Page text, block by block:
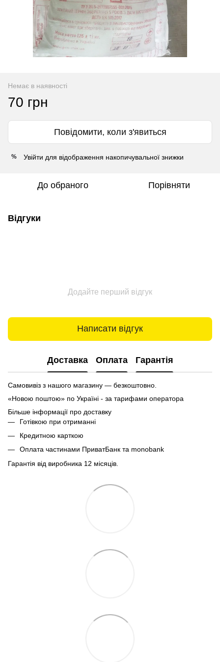
Немає в наявності
70 грн
Повідомити, коли з'явиться
% Увійти для відображення накопичувальної знижки
До обраного Порівняти
Відгуки
Додайте перший відгук
Написати відгук
Доставка Оплата Гарантія
Самовивіз з нашого магазину — безкоштовно.
«Новою поштою» по Україні - за тарифами оператора
Більше інформації про доставку
Готівкою при отриманні
Кредитною карткою
Оплата частинами ПриватБанк та monobank
Гарантія від виробника 12 місяців.